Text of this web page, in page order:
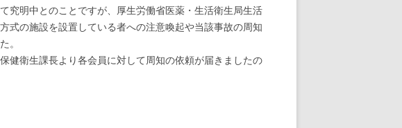
究明中とのことですが、厚生労働省医薬・生活衛生局生活
式の施設を設置している者への注意喚起や当該事故の周知
。
健衛生課長より各会員に対して周知の依頼が届きましたの